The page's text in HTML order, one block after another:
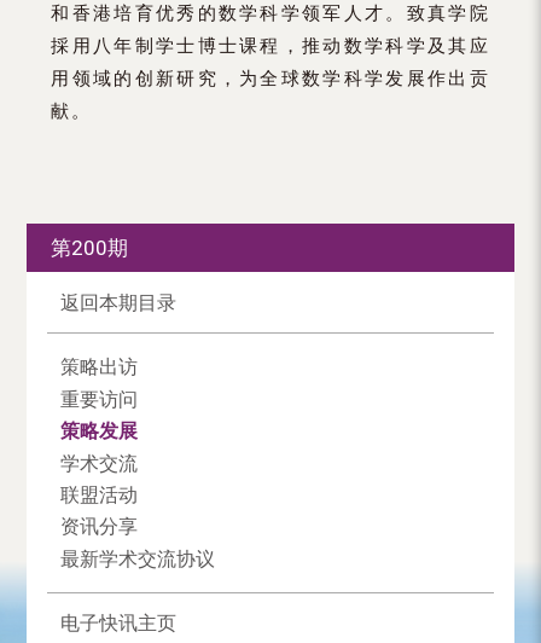
和香港培育优秀的数学科学领军人才。致真学院
採用八年制学士博士课程，推动数学科学及其应
用领域的创新研究，为全球数学科学发展作出贡
献。
第200期
返回本期目录
策略出访
重要访问
策略发展
学术交流
联盟活动
资讯分享
最新学术交流协议
电子快讯主页